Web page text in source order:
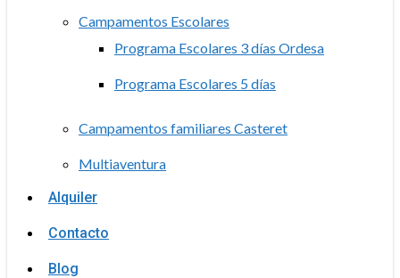
Campamentos Escolares
Programa Escolares 3 días Ordesa
Programa Escolares 5 días
Campamentos familiares Casteret
Multiaventura
Alquiler
Contacto
Blog